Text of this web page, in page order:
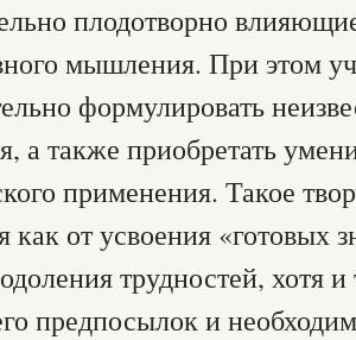
плодотворно
мышления. При этом
формулировать
а также приобретать
применения. Такое
как от усвоения «готовых
трудностей, хотя
предпосылок и